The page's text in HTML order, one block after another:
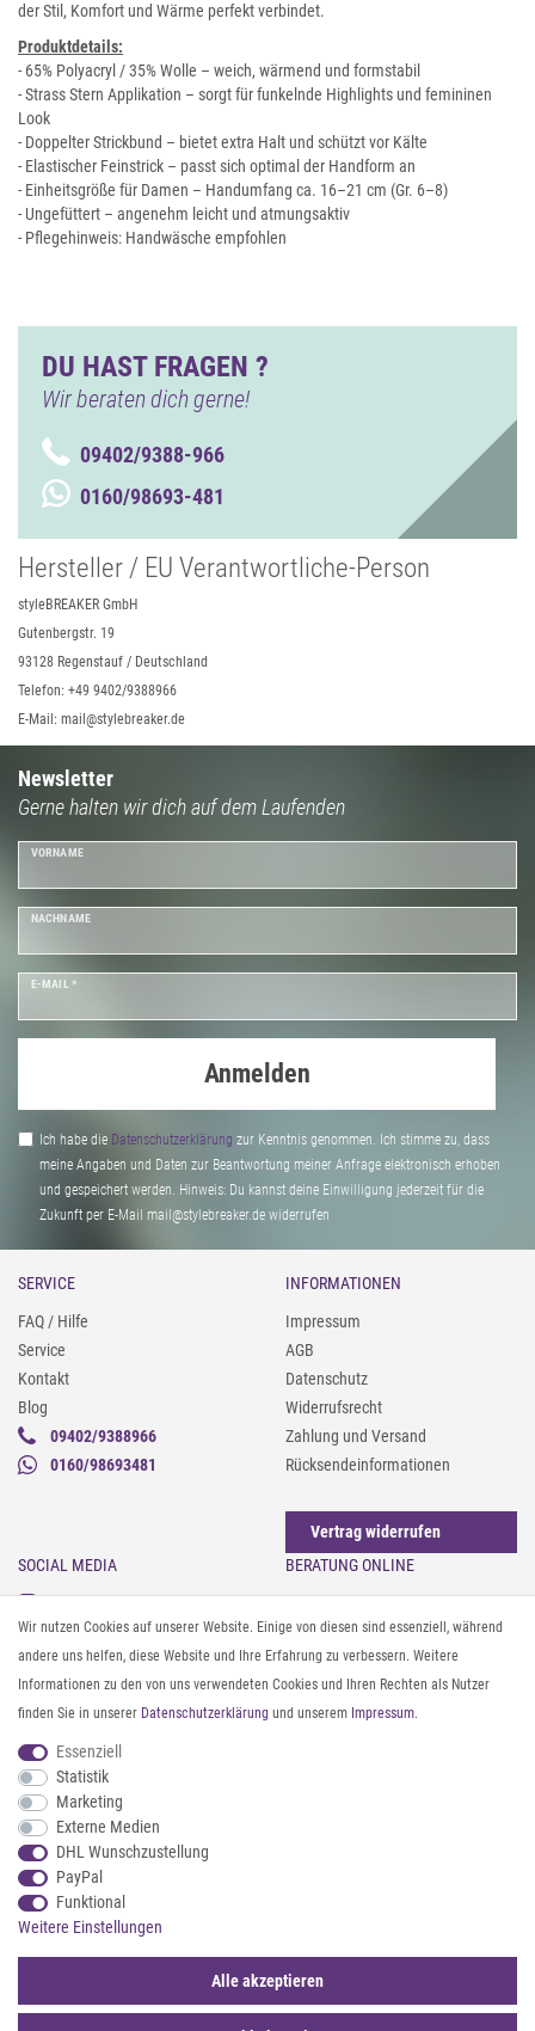
der Stil, Komfort und Wärme perfekt verbindet.
Produktdetails:
- 65% Polyacryl / 35% Wolle – weich, wärmend und formstabil
- Strass Stern Applikation – sorgt für funkelnde Highlights und femininen
Look
- Doppelter Strickbund – bietet extra Halt und schützt vor Kälte
- Elastischer Feinstrick – passt sich optimal der Handform an
- Einheitsgröße für Damen – Handumfang ca. 16–21 cm (Gr. 6–8)
- Ungefüttert – angenehm leicht und atmungsaktiv
- Pflegehinweis: Handwäsche empfohlen
DU HAST FRAGEN ?
Wir beraten dich gerne!
09402/9388-966
0160/98693-481
Hersteller / EU Verantwortliche-Person
styleBREAKER GmbH
Gutenbergstr. 19
93128 Regenstauf / Deutschland
Telefon: +49 9402/9388966
E-Mail: mail@stylebreaker.de
Newsletter
Gerne halten wir dich auf dem Laufenden
VORNAME
NACHNAME
E-MAIL *
Anmelden
Ich habe die Daten­schutz­erklärung zur Kenntnis genommen. Ich stimme zu, dass
meine Angaben und Daten zur Beantwortung meiner Anfrage elektronisch erhoben
und gespeichert werden. Hinweis: Du kannst deine Einwilligung jederzeit für die
Zukunft per E-Mail mail@stylebreaker.de widerrufen
SERVICE
FAQ / Hilfe
Service
Kontakt
Blog
09402/9388966
0160/98693481
INFORMATIONEN
Impressum
AGB
Datenschutz
Widerrufsrecht
Zahlung und Versand
Rücksendeinformationen
Vertrag widerrufen
SOCIAL MEDIA
Instagram
Facebook
Pinterest
Twitter
Youtube
Threads
BERATUNG ONLINE
Gürtel messen & kürzen
Sonnenbrillen & UV-Schutz
Textilpflege
Textil- und Material-Guide
Geldbörse richtig organisieren
ZAHLUNG & VERSAND
Wir nutzen Cookies auf unserer Website. Einige von diesen sind essenziell, während
andere uns helfen, diese Website und Ihre Erfahrung zu verbessern. Weitere
Informationen zu den von uns verwendeten Cookies und Ihren Rechten als Nutzer
finden Sie in unserer Daten­schutz­erklärung und unserem Impressum.
Essenziell
Statistik
Marketing
Externe Medien
DHL Wunschzustellung
PayPal
Funktional
Weitere Einstellungen
Alle akzeptieren